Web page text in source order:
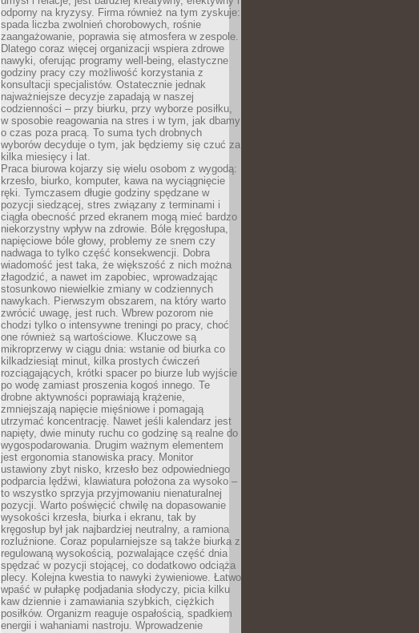
odporny na kryzysy. Firma również na tym zyskuje:
spada liczba zwolnień chorobowych, rośnie
zaangażowanie, poprawia się atmosfera w zespole.
Dlatego coraz więcej organizacji wspiera zdrowe
nawyki, oferując programy well-being, elastyczne
godziny pracy czy możliwość korzystania z
konsultacji specjalistów. Ostatecznie jednak
najważniejsze decyzje zapadają w naszej
codzienności – przy biurku, przy wyborze posiłku,
w sposobie reagowania na stres i w tym, jak dbamy
o czas poza pracą. To suma tych drobnych
wyborów decyduje o tym, jak będziemy się czuć za
kilka miesięcy i lat.
Praca biurowa kojarzy się wielu osobom z wygodą:
krzesło, biurko, komputer, kawa na wyciągnięcie
ręki. Tymczasem długie godziny spędzane w
pozycji siedzącej, stres związany z terminami i
ciągła obecność przed ekranem mogą mieć bardzo
niekorzystny wpływ na zdrowie. Bóle kręgosłupa,
napięciowe bóle głowy, problemy ze snem czy
nadwaga to tylko część konsekwencji. Dobra
wiadomość jest taka, że większość z nich można
złagodzić, a nawet im zapobiec, wprowadzając
stosunkowo niewielkie zmiany w codziennych
nawykach. Pierwszym obszarem, na który warto
zwrócić uwagę, jest ruch. Wbrew pozorom nie
chodzi tylko o intensywne treningi po pracy, choć
one również są wartościowe. Kluczowe są
mikroprzerwy w ciągu dnia: wstanie od biurka co
kilkadziesiąt minut, kilka prostych ćwiczeń
rozciągających, krótki spacer po biurze lub wyjście
po wodę zamiast proszenia kogoś innego. Te
drobne aktywności poprawiają krążenie,
zmniejszają napięcie mięśniowe i pomagają
utrzymać koncentrację. Nawet jeśli kalendarz jest
napięty, dwie minuty ruchu co godzinę są realne do
wygospodarowania. Drugim ważnym elementem
jest ergonomia stanowiska pracy. Monitor
ustawiony zbyt nisko, krzesło bez odpowiedniego
podparcia lędźwi, klawiatura położona za wysoko –
to wszystko sprzyja przyjmowaniu nienaturalnej
pozycji. Warto poświęcić chwilę na dopasowanie
wysokości krzesła, biurka i ekranu, tak by
kręgosłup był jak najbardziej neutralny, a ramiona
rozluźnione. Coraz popularniejsze są także biurka z
regulowaną wysokością, pozwalające część dnia
spędzać w pozycji stojącej, co dodatkowo odciąża
plecy. Kolejna kwestia to nawyki żywieniowe. Łatwo
wpaść w pułapkę podjadania słodyczy, picia kilku
kaw dziennie i zamawiania szybkich, ciężkich
posiłków. Organizm reaguje ospałością, spadkiem
energii i wahaniami nastroju. Wprowadzenie